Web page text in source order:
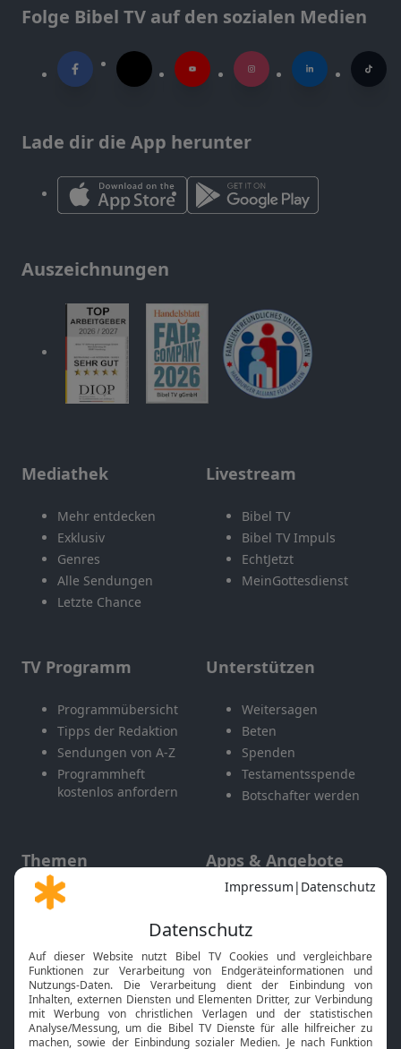
Folge Bibel TV auf den sozialen Medien
Lade dir die App herunter
Auszeichnungen
Mediathek
Mehr entdecken
Exklusiv
Genres
Alle Sendungen
Letzte Chance
Livestream
Bibel TV
Bibel TV Impuls
EchtJetzt
MeinGottesdienst
TV Programm
Programmübersicht
Tipps der Redaktion
Sendungen von A-Z
Programmheft
kostenlos anfordern
Unterstützen
Weitersagen
Beten
Spenden
Testamentsspende
Botschafter werden
Themen
Gott und Bibel erklärt
Neuigkeiten
Apps & Angebote
Mobile App
Smart TV
HbbTV
Bibelthek Online-Bibel
Nächster Gottesdienst